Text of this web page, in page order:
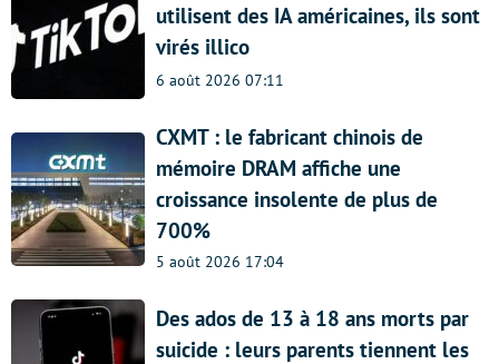
utilisent des IA américaines, ils sont
virés illico
6 août 2026 07:11
CXMT : le fabricant chinois de
mémoire DRAM affiche une
croissance insolente de plus de
700%
5 août 2026 17:04
Des ados de 13 à 18 ans morts par
suicide : leurs parents tiennent les